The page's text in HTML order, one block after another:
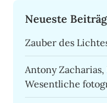
Neueste
Zauber des
Antony Zacharias,
Wesentliche